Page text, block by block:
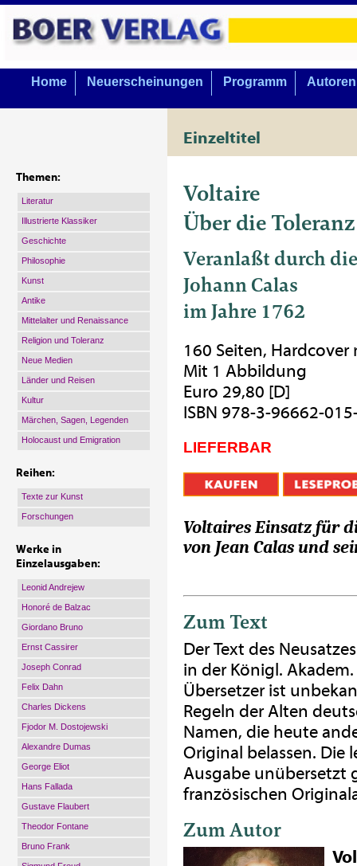
Home Neuerscheinungen Programm Autoren
Einzeltitel
Themen:
Literatur
Illustrierte Klassiker
Geschichte
Philosophie
Kunst
Antike
Mittelalter und Renaissance
Religion und Toleranz
Neue Medien
Länder und Reisen
Kultur
Märchen, Sagen, Legenden
Holocaust und Emigration
Reihen:
Texte zur Kunst
Forschungen
Werke in
Einzelausgaben:
Leonid Andrejew
Honoré de Balzac
Giordano Bruno
Ernst Cassirer
Joseph Conrad
Felix Dahn
Charles Dickens
Fjodor M. Dostojewski
Alexandre Dumas
George Eliot
Hans Fallada
Gustave Flaubert
Theodor Fontane
Bruno Frank
Voltaire
Über die Toleranz
Veranlaßt durch
Johann Calas
im Jahre 1762
160 Seiten,
Mit 1 Abbildung
Euro 29,80 [D]
ISBN 978-3-96662-
LIEFERBAR
Voltaires Einsatz für
von Jean Calas und
Zum Text
Der Text des
in der Königl.
Übersetzer ist
Regeln der Alten
Namen, die heute
Original belassen. Die
Ausgabe unübersetzt
französischen
Zum Autor